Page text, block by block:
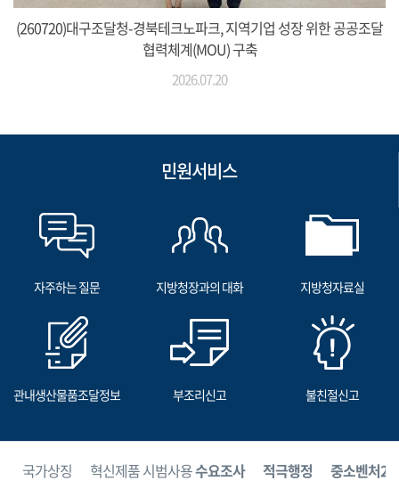
(260720)대구조달청-경북테크노파크, 지역기업 성장 위한 공공조달
협력체계(MOU) 구축
2026.07.20
민원서비스
자주하는 질문 지방청장과의 대화 지방청자료실
관내생산물품조달정보 부조리신고 불친절신고
국가상징 혁신제품 시범사용수요조사 적극행정 중소벤처24